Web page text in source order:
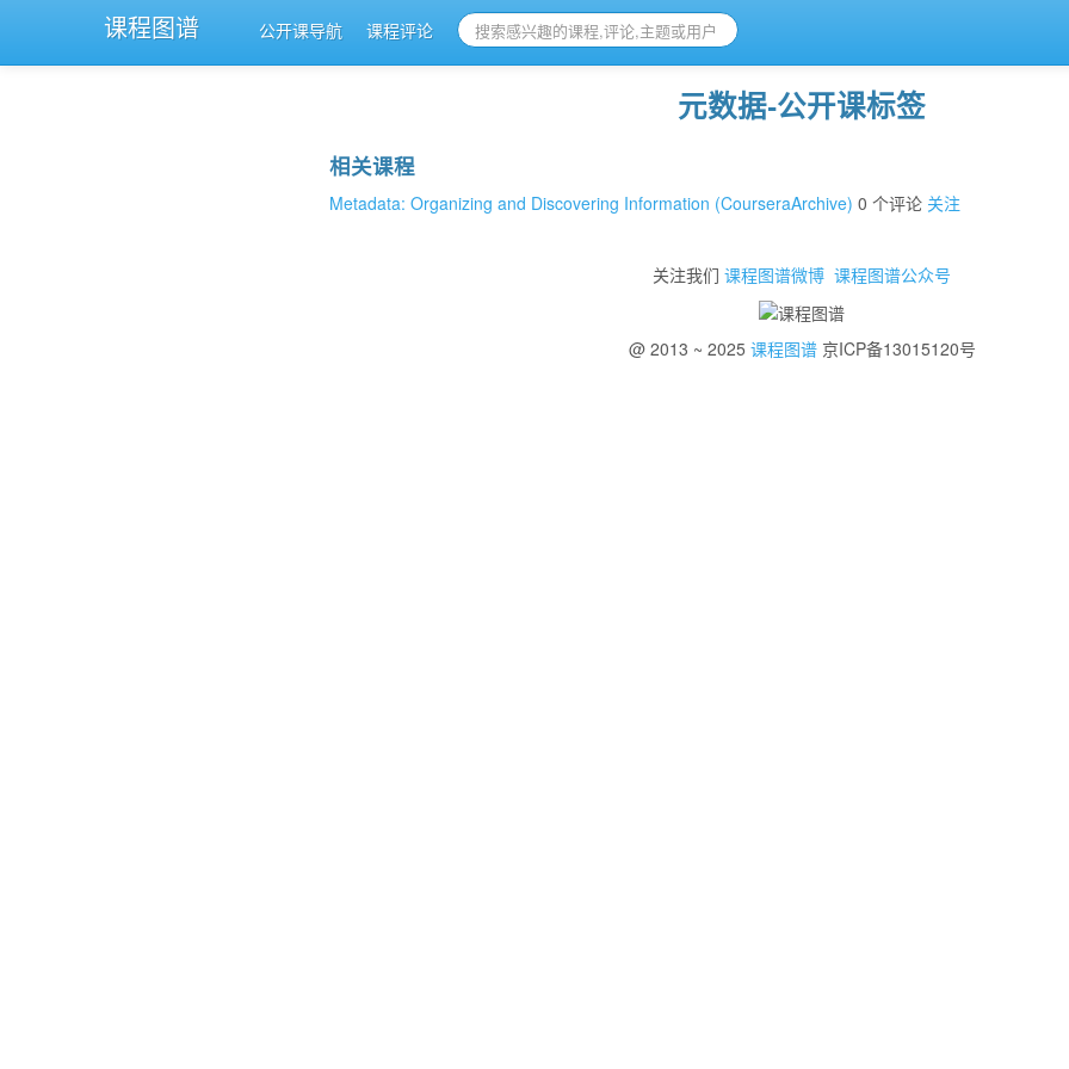
课程图谱 公开课导航 课程评论
元数据-公开课标签
相关课程
Metadata: Organizing and Discovering Information (CourseraArchive)0 个评论 关注
关注我们 课程图谱微博 课程图谱公众号
@ 2013 ~ 2025 课程图谱京ICP备13015120号